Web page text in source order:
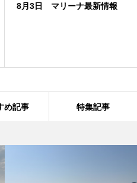
8月3日 マリーナ最新情報
め記事 特集記事